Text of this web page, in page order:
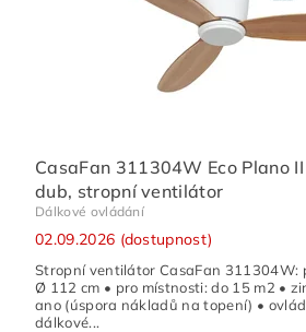
CasaFan 311304W Eco Plano
dub, stropní ventilátor
Dálkové ovládání
02.09.2026 (dostupnost)
Stropní ventilátor CasaFan 311304W:
Ø 112 cm • pro místnosti: do 15 m2 •
ano (úspora nákladů na topení) •
dálkové...